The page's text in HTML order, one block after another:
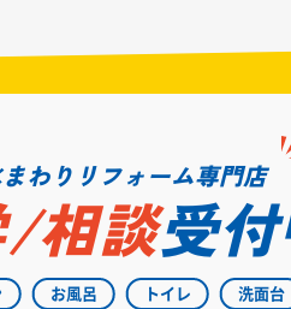
わりリフォーム専門店
相談受
お風呂 トイレ 洗面台